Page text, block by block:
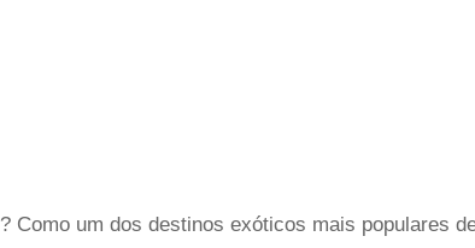
? Como um dos destinos exóticos mais populares